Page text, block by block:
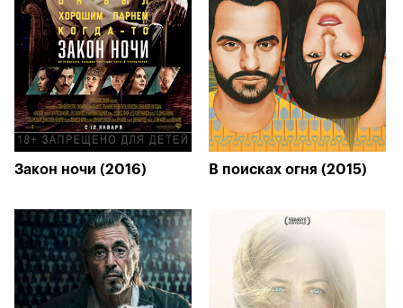
Закон ночи (2016) В поисках огня (2015)